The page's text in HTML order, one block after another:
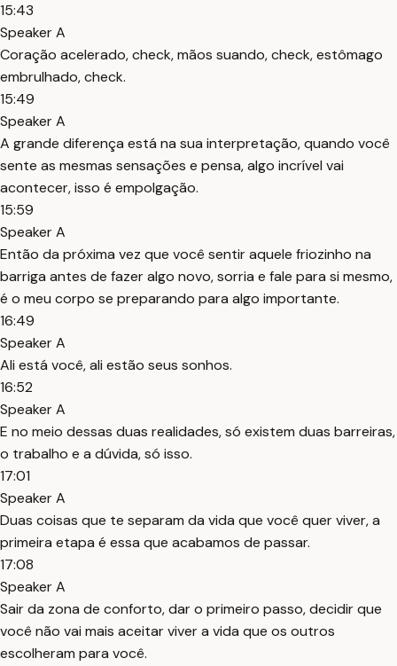
15:43
Speaker A
Coração acelerado, check, mãos suando, check, estômago
embrulhado, check.
15:49
Speaker A
A grande diferença está na sua interpretação, quando você
sente as mesmas sensações e pensa, algo incrível vai
acontecer, isso é empolgação.
15:59
Speaker A
Então da próxima vez que você sentir aquele friozinho na
barriga antes de fazer algo novo, sorria e fale para si mesmo,
é o meu corpo se preparando para algo importante.
16:49
Speaker A
Ali está você, ali estão seus sonhos.
16:52
Speaker A
E no meio dessas duas realidades, só existem duas barreiras,
o trabalho e a dúvida, só isso.
17:01
Speaker A
Duas coisas que te separam da vida que você quer viver, a
primeira etapa é essa que acabamos de passar.
17:08
Speaker A
Sair da zona de conforto, dar o primeiro passo, decidir que
você não vai mais aceitar viver a vida que os outros
escolheram para você.